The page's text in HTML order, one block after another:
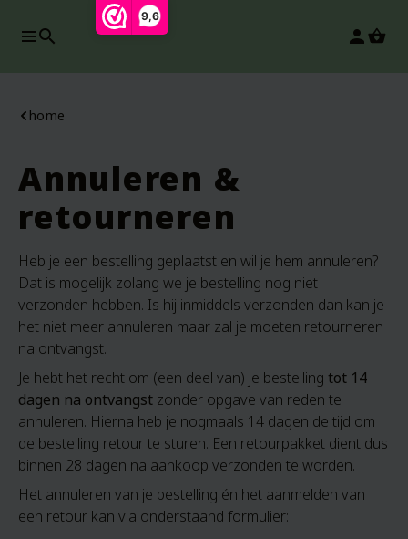
9,6
search person
home
Annuleren &
retourneren
Heb je een bestelling geplaatst en wil je hem annuleren?
Dat is mogelijk zolang we je bestelling nog niet
verzonden hebben. Is hij inmiddels verzonden dan kan je
het niet meer annuleren maar zal je moeten retourneren
na ontvangst.
Je hebt het recht om (een deel van) je bestelling tot 14
dagen na ontvangst zonder opgave van reden te
annuleren. Hierna heb je nogmaals 14 dagen de tijd om
de bestelling retour te sturen. Een retourpakket dient dus
binnen 28 dagen na aankoop verzonden te worden.
Het annuleren van je bestelling én het aanmelden van
een retour kan via onderstaand formulier: